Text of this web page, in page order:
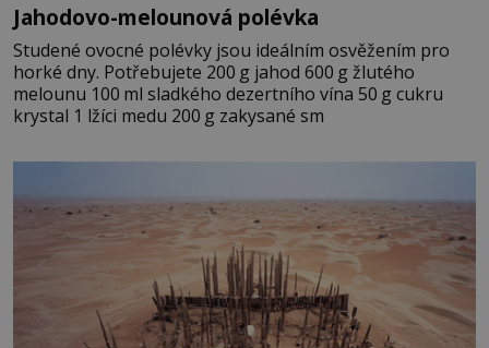
Jahodovo-melounová polévka
Studené ovocné polévky jsou ideálním osvěžením pro
horké dny. Potřebujete 200 g jahod 600 g žlutého
melounu 100 ml sladkého dezertního vína 50 g cukru
krystal 1 lžíci medu 200 g zakysané sm